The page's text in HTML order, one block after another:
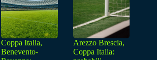
Coppa Italia,
Benevento-
Arezzo Brescia,
Coppa Italia: